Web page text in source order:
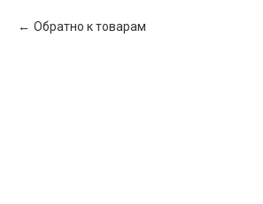
Обратно к товарам